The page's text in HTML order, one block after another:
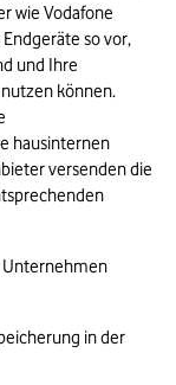
wie Vodafone
so vor,
und Ihre
können.
hausinternen
versenden die
in der